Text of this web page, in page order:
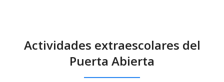
Actividades extraescolares del
Puerta Abierta